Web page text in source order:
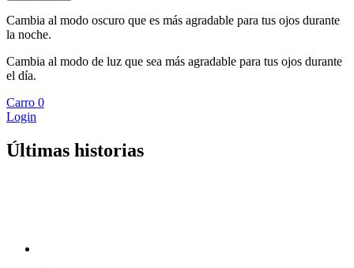
Cambia al modo oscuro que es más agradable para tus ojos durante
la noche.
Cambia al modo de luz que sea más agradable para tus ojos durante
el día.
Carro 0
Login
Últimas historias